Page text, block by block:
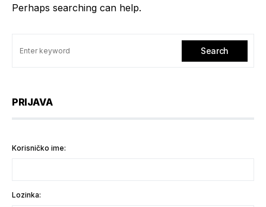
Perhaps searching can help.
Search
PRIJAVA
Korisničko ime:
Lozinka: